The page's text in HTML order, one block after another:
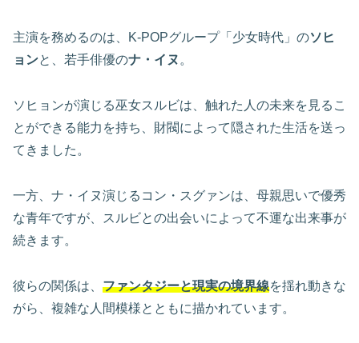
主演を務めるのは、K-POPグループ「少女時代」のソヒ
ョンと、若手俳優のナ・イヌ 。
ソヒョンが演じる巫女スルビは、触れた人の未来を見るこ
とができる能力を持ち、財閥によって隠された生活を送っ
てきました。
一方、ナ・イヌ演じるコン・スグァンは、母親思いで優秀
な青年ですが、スルビとの出会いによって不運な出来事が
続きます。
彼らの関係は、 ファンタジーと現実の境界線を揺れ動きな
がら、複雑な人間模様とともに描かれています。